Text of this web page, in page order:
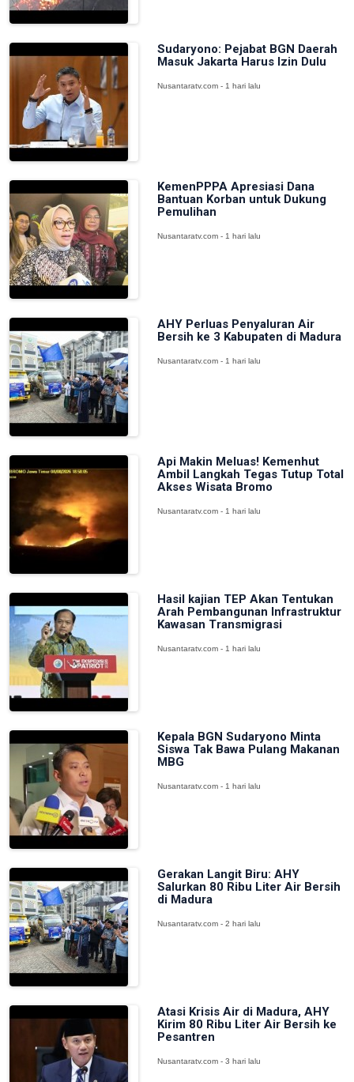
Sudaryono: Pejabat BGN Daerah
Masuk Jakarta Harus Izin Dulu
Nusantaratv.com - 1 hari lalu
KemenPPPA Apresiasi Dana
Bantuan Korban untuk Dukung
Pemulihan
Nusantaratv.com - 1 hari lalu
AHY Perluas Penyaluran Air
Bersih ke 3 Kabupaten di Madura
Nusantaratv.com - 1 hari lalu
Api Makin Meluas! Kemenhut
Ambil Langkah Tegas Tutup Total
Akses Wisata Bromo
Nusantaratv.com - 1 hari lalu
Hasil kajian TEP Akan Tentukan
Arah Pembangunan Infrastruktur
Kawasan Transmigrasi
Nusantaratv.com - 1 hari lalu
Kepala BGN Sudaryono Minta
Siswa Tak Bawa Pulang Makanan
MBG
Nusantaratv.com - 1 hari lalu
Gerakan Langit Biru: AHY
Salurkan 80 Ribu Liter Air Bersih
di Madura
Nusantaratv.com - 2 hari lalu
Atasi Krisis Air di Madura, AHY
Kirim 80 Ribu Liter Air Bersih ke
Pesantren
Nusantaratv.com - 3 hari lalu